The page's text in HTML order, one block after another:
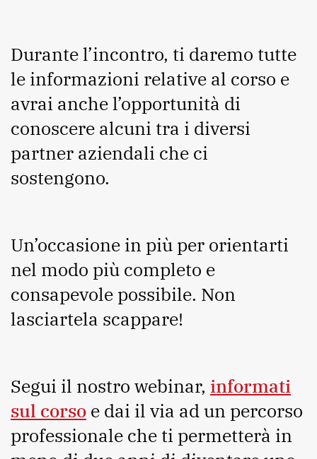
Durante l’incontro, ti daremo tutte
le informazioni relative al corso e
avrai anche l’opportunità di
conoscere alcuni tra i diversi
partner aziendali che ci
sostengono.
Un’occasione in più per orientarti
nel modo più completo e
consapevole possibile. Non
lasciartela scappare!
Segui il nostro webinar, informati
sul corso e dai il via ad un percorso
professionale che ti permetterà in